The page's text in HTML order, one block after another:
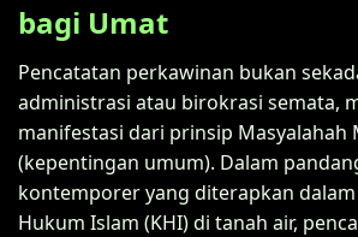
bagi Umat
Pencatatan perkawinan bukan
administrasi atau birokrasi semata,
manifestasi dari prinsip Masyalahah
(kepentingan umum). Dalam
kontemporer yang diterapkan
Hukum Islam (KHI) di tanah air,